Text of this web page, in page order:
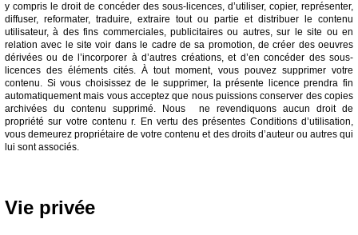
y compris le droit de concéder des sous-licences, d’utiliser, copier, représenter,
diffuser, reformater, traduire, extraire tout ou partie et distribuer le contenu
utilisateur, à des fins commerciales, publicitaires ou autres, sur le site ou en
relation avec le site voir dans le cadre de sa promotion, de créer des oeuvres
dérivées ou de l’incorporer à d’autres créations, et d’en concéder des sous-
licences des éléments cités. À tout moment, vous pouvez supprimer votre
contenu. Si vous choisissez de le supprimer, la présente licence prendra fin
automatiquement mais vous acceptez que nous puissions conserver des copies
archivées du contenu supprimé. Nous ne revendiquons aucun droit de
propriété sur votre contenu r. En vertu des présentes Conditions d’utilisation,
vous demeurez propriétaire de votre contenu et des droits d’auteur ou autres qui
lui sont associés.
Vie privée